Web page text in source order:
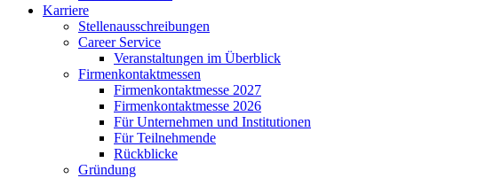
Karriere
Stellenausschreibungen
Career Service
Veranstaltungen im Überblick
Firmenkontaktmessen
Firmenkontaktmesse 2027
Firmenkontaktmesse 2026
Für Unternehmen und Institutionen
Für Teilnehmende
Rückblicke
Gründung